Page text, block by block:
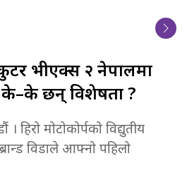
भीएक्स २ नेपालमा
के–के छन् विशेषता ?
। हिरो मोटोकोर्पको विद्युतीय
विडाले आफ्नो पहिलो